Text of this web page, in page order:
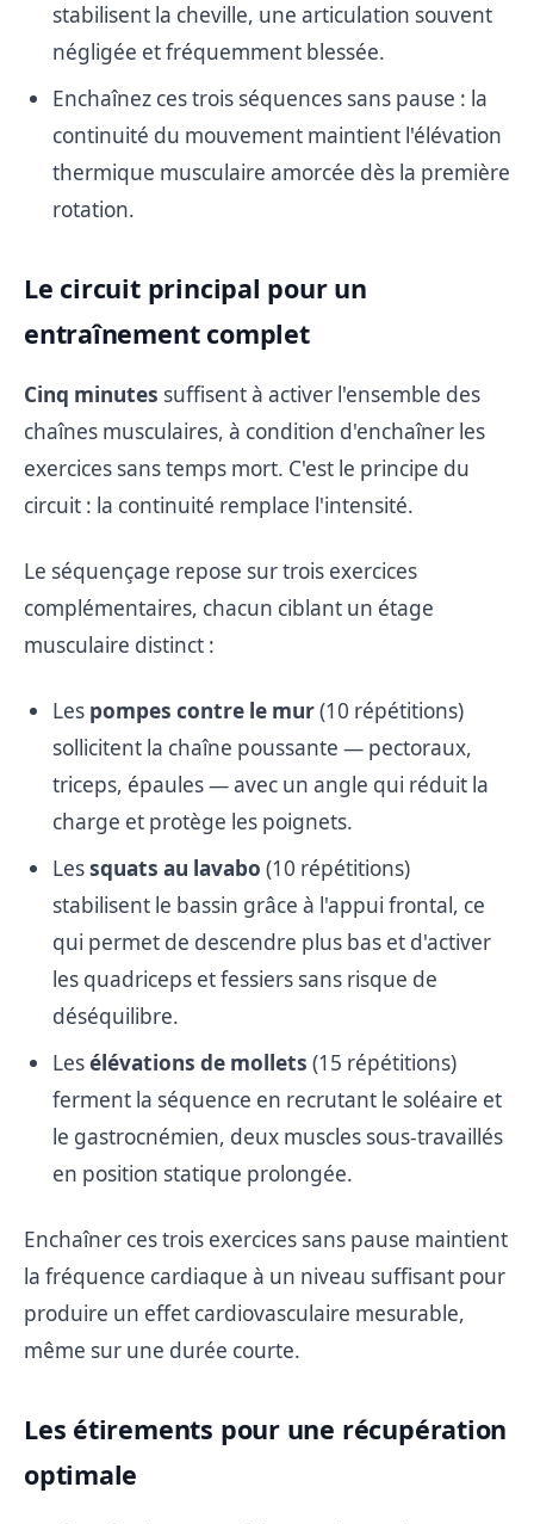
stabilisent la cheville, une articulation souvent
négligée et fréquemment blessée.
Enchaînez ces trois séquences sans pause : la
continuité du mouvement maintient l'élévation
thermique musculaire amorcée dès la première
rotation.
Le circuit principal pour un
entraînement complet
Cinq minutes suffisent à activer l'ensemble des
chaînes musculaires, à condition d'enchaîner les
exercices sans temps mort. C'est le principe du
circuit : la continuité remplace l'intensité.
Le séquençage repose sur trois exercices
complémentaires, chacun ciblant un étage
musculaire distinct :
Les pompes contre le mur(10 répétitions)
sollicitent la chaîne poussante — pectoraux,
triceps, épaules — avec un angle qui réduit la
charge et protège les poignets.
Lessquats au lavabo (10 répétitions)
stabilisent le bassin grâce à l'appui frontal, ce
qui permet de descendre plus bas et d'activer
les quadriceps et fessiers sans risque de
déséquilibre.
Lesélévations de mollets (15 répétitions)
ferment la séquence en recrutant le soléaire et
le gastrocnémien, deux muscles sous-travaillés
en position statique prolongée.
Enchaîner ces trois exercices sans pause maintient
la fréquence cardiaque à un niveau suffisant pour
produire un effet cardiovasculaire mesurable,
même sur une durée courte.
Les étirements pour une récupération
optimale